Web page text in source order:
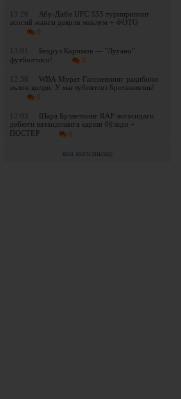
13:26
Абу-Даби UFC 333 турнирининг
асосий жанги деярли маълум + ФОТО
0
13:01
Беҳруз Каримов — "Лугано"
футболчиси!
0
12:36
WBА Мурат Гассиевнинг рақибини
эълон қилди. У мағлубиятсиз британиялик!
0
12:05
Шара Буллетнинг RAF лигасидаги
дебюти ватандошига қарши бўлади +
ПОСТЕР
0
яна янгиликлар